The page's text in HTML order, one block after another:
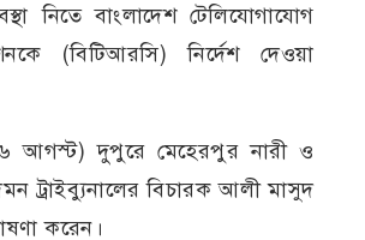
নিতে বাংলাদেশ টেলিযোগাযোগ
(বিটিআরসি) নির্দেশ দেওয়া
আগস্ট) দুপুরে মেহেরপুর নারী ও
ট্রাইব্যুনালের বিচারক আলী মাসুদ
করেন।